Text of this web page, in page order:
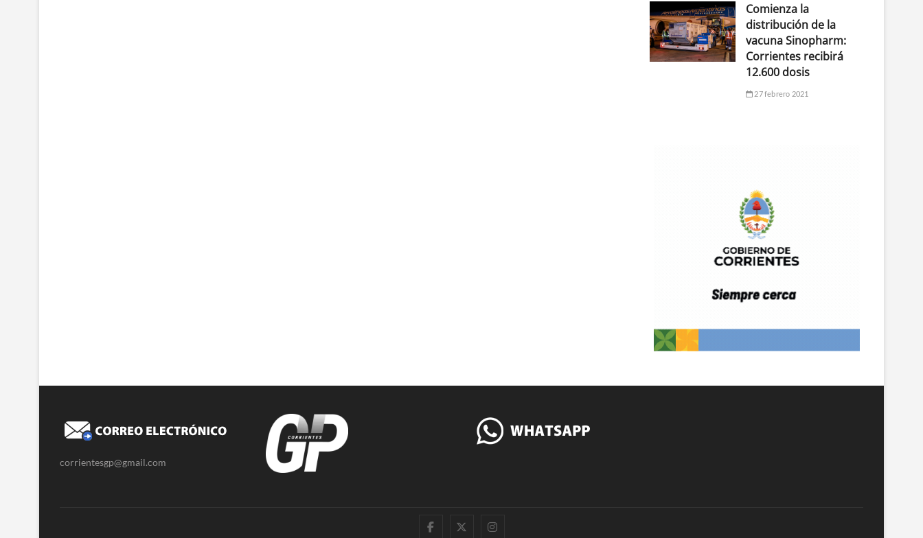
Comienza la
distribución de la
vacuna Sinopharm:
Corrientes recibirá
12.600 dosis
27 febrero 2021
corrientesgp@gmail.com
| TwitterInstagram